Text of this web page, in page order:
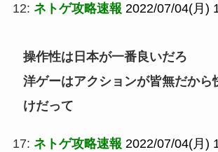
12: ネトゲ攻略速報 2022/07/04(月)
操作性は日本が一番良いだろ
洋ゲーはアクションが皆無だから
けだって
17: ネトゲ攻略速報 2022/07/04(月)